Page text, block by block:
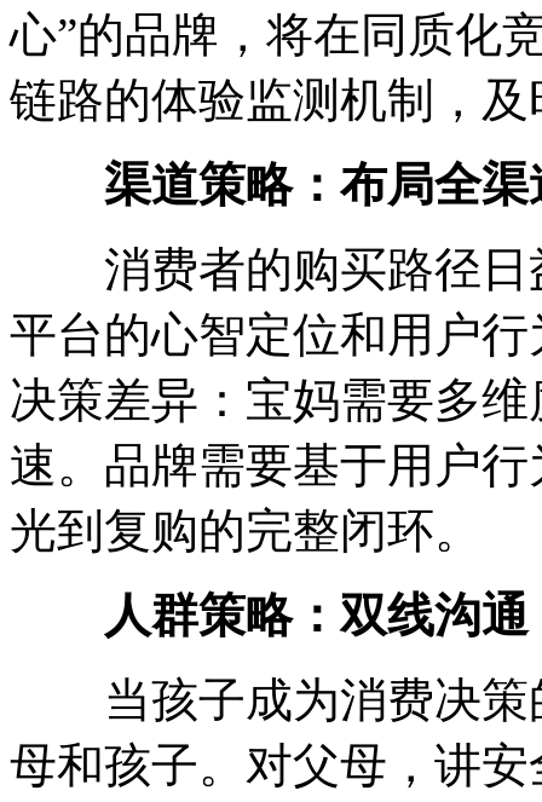
心”的品牌，将在同质化
链路的体验监测机制，
渠道策略：布局全
消费者的购买路径日
平台的心智定位和用户
决策差异：宝妈需要多
速。品牌需要基于用户
光到复购的完整闭环。
人群策略：双线沟
当孩子成为消费决策
母和孩子。对父母，讲